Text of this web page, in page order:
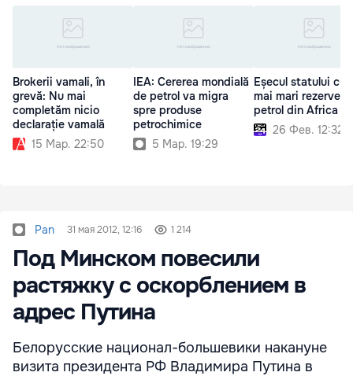
Brokerii vamali, în
grevă: Nu mai
completăm nicio
declarație vamală
15 Мар. 22:50
IEA: Cererea mondială
de petrol va migra
spre produse
petrochimice
5 Мар. 19:29
Eșecul statului cu
mai mari rezerve
petrol din Africa
26 Фев. 12:32
Pan 31 мая 2012, 12:16 1 214
Под Минском повесили
растяжку c оскорблением в
адрес Путина
Белорусские национал-большевики накануне
визита президента РФ Владимира Путина в